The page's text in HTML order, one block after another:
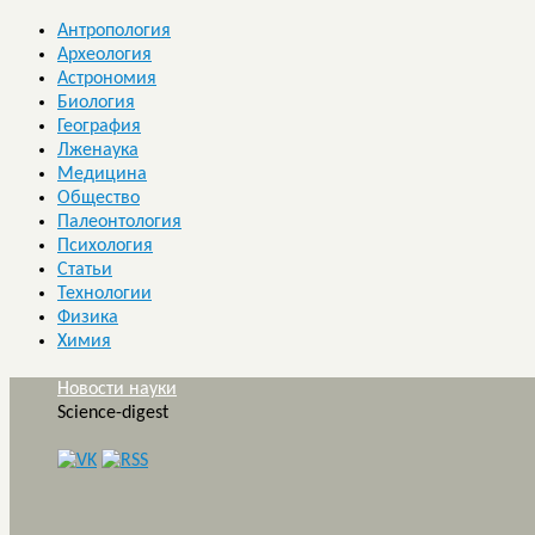
Антропология
Археология
Астрономия
Биология
География
Лженаука
Медицина
Общество
Палеонтология
Психология
Статьи
Технологии
Физика
Химия
Новости науки
Science-digest